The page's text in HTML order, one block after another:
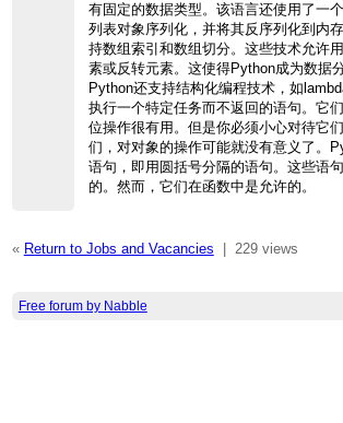
有固定的数据类型。该语言还使用了一
列表对象序列化，并将其反序列化到内
持数组索引和数组切分。这些技术允许
素或反转元素。这使得Python成为数据
Python还支持结构化编程技术，如
执行一个特定任务而不返回的语句。它
位操作很有用。但是你必须小心对待它
们，对对象的操作可能就没有意义了。
语句，即用圆括号分隔的语句。这些语
的。然而，它们在函数中是允许的。
« Return to Jobs and Vacancies 229 views
Free forum by Nabble